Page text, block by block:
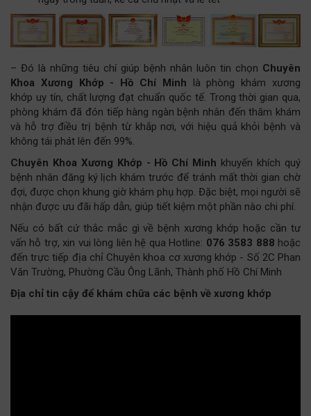
– Đó là những tiêu chí giúp bệnh nhân luôn tin chọn Chuyên
Khoa Xương Khớp - Hồ Chí Minh là phòng khám xương
khớp uy tín, chất lượng đạt chuẩn quốc tế. Trong thời gian qua,
phòng khám đã đón tiếp hàng ngàn bệnh nhân đến thăm khám
và hỗ trợ điều trị bệnh từ khắp nơi, với hiệu quả khỏi bệnh và
không tái phát lên đến 99%.
Chuyên Khoa Xương Khớp - Hồ Chí Minh khuyến khích quý
bệnh nhân đăng ký lịch khám trước để tránh mất thời gian chờ
đợi, được chọn khung giờ khám phụ hợp. Đặc biệt, mọi người sẽ
nhận được ưu đãi hấp dẫn, giúp tiết kiệm một phần nào chi phí.
Nếu có bất cứ thắc mắc gì về bệnh xương khớp hoặc cần tư
vấn hỗ trợ, xin vui lòng liên hệ qua Hotline: 076 3583 888 hoặc
đến trực tiếp địa chỉ Chuyên khoa cơ xương khớp - Số 2C Phan
Văn Trường, Phường Cầu Ông Lãnh, Thành phố Hồ Chí Minh
Địa chỉ tin cậy để khám chữa các bệnh về xương khớp